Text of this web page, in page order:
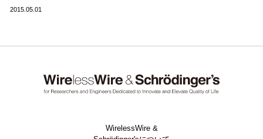
2015.05.01
WirelessWire &